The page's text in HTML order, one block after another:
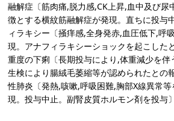
融解症〔筋肉痛,脱力感,CK上昇,血中及び尿
徴とする横紋筋融解症が発現。直ちに投与
ィラキシー〔掻痒感,全身発赤,血圧低下,呼
現。アナフィラキシーショックを起こした
重度の下痢〔長期投与により,体重減少を伴
生検により腸絨毛萎縮等が認められたとの
性肺炎〔発熱,咳嗽,呼吸困難,胸部X線異常
現。投与中止。副腎皮質ホルモン剤を投与〕